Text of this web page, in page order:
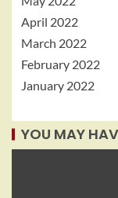
April 2022
March 2022
February 2022
January 2022
YOU MAY